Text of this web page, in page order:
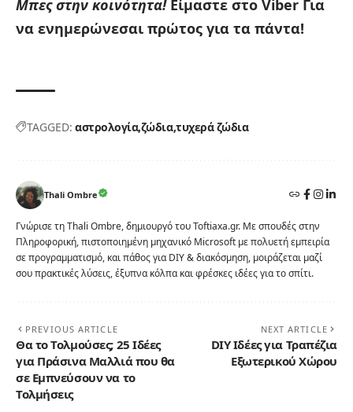
Μπες στην κοινότητα! Είμαστε στο Viber Για
να ενημερώνεσαι πρώτος για τα πάντα!
TAGGED: αστρολογίαζώδιατυχερά ζώδια
Thali Ombre
Γνώρισε τη Thali Ombre, δημιουργό του Toftiaxa.gr. Με σπουδές στην
Πληροφορική, πιστοποιημένη μηχανικό Microsoft με πολυετή εμπειρία
σε προγραμματισμό, και πάθος για DIY & διακόσμηση, μοιράζεται μαζί
σου πρακτικές λύσεις, έξυπνα κόλπα και φρέσκες ιδέες για το σπίτι.
PREVIOUS ARTICLE
Θα το Τολμούσες; 25 Ιδέες
για Πράσινα Μαλλιά που θα
σε Εμπνεύσουν να το
Τολμήσεις
NEXT ARTICLE
DIY Ιδέες για Τραπέζια
Εξωτερικού Χώρου